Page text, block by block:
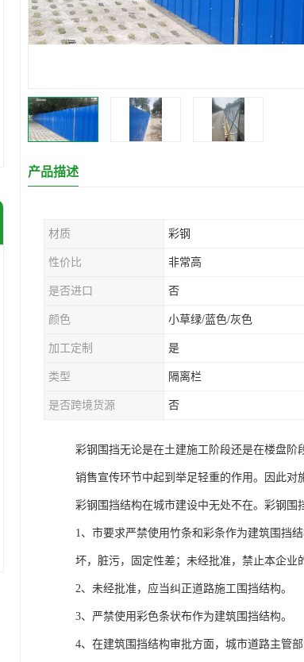
产品描述
材质 彩钢
性价比 非常高
是否进口 否
颜色 小草绿/蓝色/灰色
加工定制 是
类型 隔离栏
是否跨境货源 否
彩钢围挡无论是在土建施工阶段还是在楼盘
销售宣传环节中起到举足轻重的作用。因此
彩钢围挡结构在城市建设中无处不在。彩钢
1、市要求严禁使用竹条和彩条作为建筑围挡
坏，脏污，固定性差；未经批准，禁止本企业
2、未经批准，应当纠正道路施工围挡结构。
3、严禁使用彩色条状布作为建筑围挡结构。
4、在建筑围挡结构审批方面，城市道路主管